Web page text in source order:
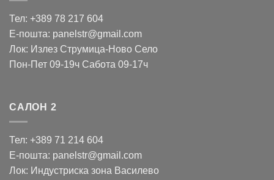
Тел: +389 78 217 604
Е-пошта: panelstr@gmail.com
Лок: Излез Струмица-Ново Село
Пон-Пет 09-19ч Сабота 09-17ч
САЛОН 2
Тел: +389 71 214 604
Е-пошта: panelstr@gmail.com
Лок: Индустриска зона Василево